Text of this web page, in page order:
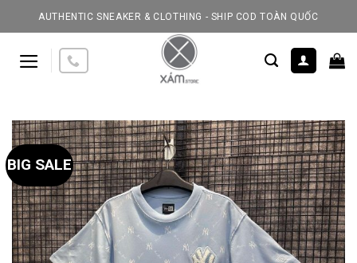
to
AUTHENTIC SNEAKER & CLOTHING - SHIP COD TOÀN QUỐC
BIG SALE